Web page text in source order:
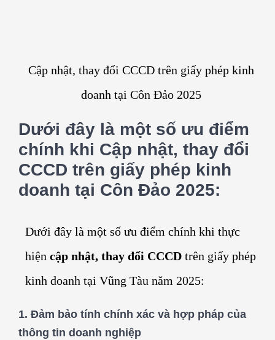
Cập nhật, thay đổi CCCD trên giấy phép kinh
doanh tại Côn Đảo 2025
Dưới đây là một số ưu điểm
chính khi Cập nhật, thay đổi
CCCD trên giấy phép kinh
doanh tại Côn Đảo 2025:
Dưới đây là một số ưu điểm chính khi thực
hiện cập nhật, thay đổi CCCD trên giấy phép
kinh doanh tại Vũng Tàu năm 2025:
1. Đảm bảo tính chính xác và hợp pháp của
thông tin doanh nghiệp